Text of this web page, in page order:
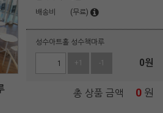
배송비
(무료)
성수아트홀 성수책마루
+1 -1 0원
총 상품 금액 0 원